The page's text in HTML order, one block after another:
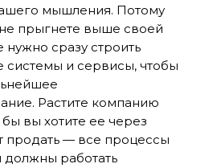
мышления. Потому
прыгнете выше своей
сразу строить
системы и сервисы, чтобы
Растите компанию
бы вы хотите ее через
продать — все процессы
должны работать